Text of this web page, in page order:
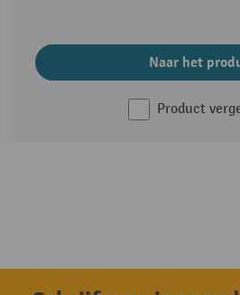
Naar het
Product